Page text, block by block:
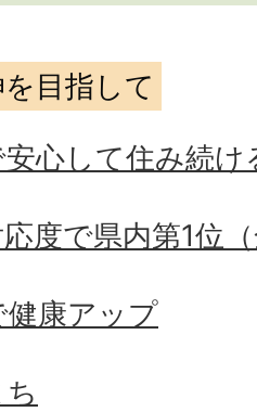
目指して
心して住み続け
度で県内第1位
康アップ